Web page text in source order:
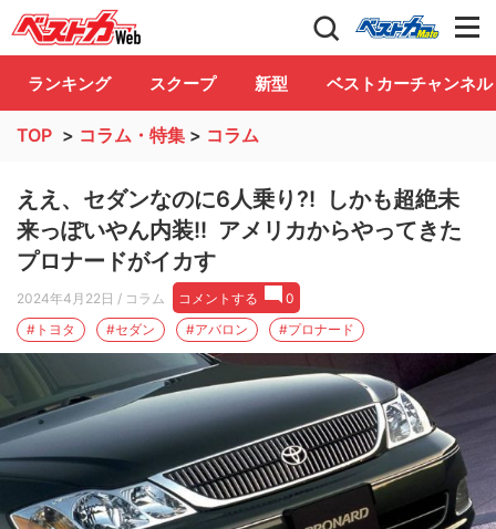
自動車情報誌「ベストカー」 Club
ランキング スクープ 新型 ベストカーチャンネル
TOP > コラム・特集 > コラム
ええ、セダンなのに6人乗り?! しかも超絶未
来っぽいやん内装!! アメリカからやってきた
プロナードがイカす
2024年4月22日 / コラム コメントする
0
#トヨタ
#セダン #アバロン #プロナード